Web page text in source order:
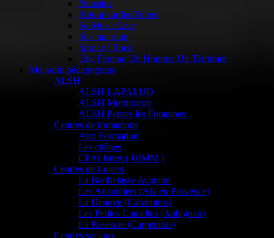
Parasites
Retour sur les Tubes
So Music Live
Sur ma route
Spirit of Rock
Une Femme Un Homme Un Territoire
Ma radio pédagogique
ALSH
ALSH LAPALUD
ALSH Mormoiron
ALSH Pernes les Fontaines
Centres de formations
Airo Formation
Les chênes
CFAI Istres ( UIMM )
Centres de Loisirs
La Barthelasse Avignon
Les Amandiers (Aix en Provence)
La Denove (Carpentras)
Les Petites Canailles (Aubignan)
La Roseraie (Carpentras)
Centres sociaux